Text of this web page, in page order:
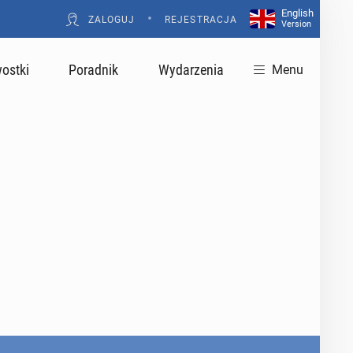
ZALOGUJ • REJESTRACJA
English
Version
Poradnik Wydarzenia Menu